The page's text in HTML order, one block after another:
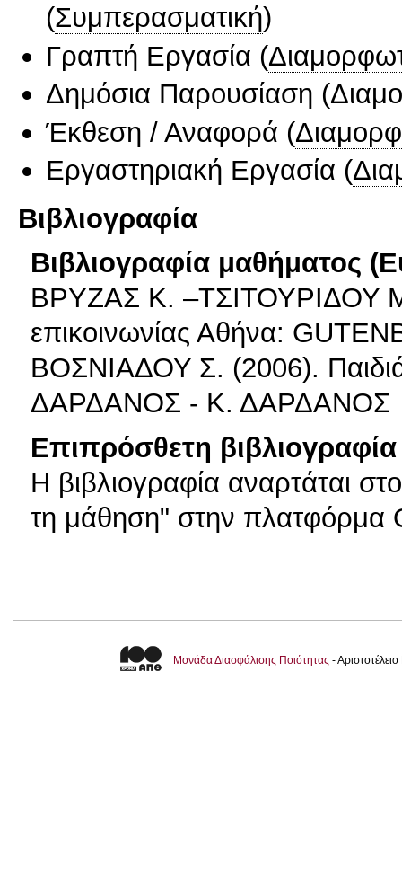
(Συμπερασματική)
Γραπτή Εργασία (
Δημόσια Παρουσίαση (
Έκθεση / Αναφορά (
Εργαστηριακή Εργασία (
Βιβλιογραφία
Βιβλιογραφία μαθήματος
ΒΡΥΖΑΣ K. –ΤΣΙΤΟΥΡΙΔΟΥ M.
επικοινωνίας Αθήνα:
ΒΟΣΝΙΑΔΟΥ Σ. (2006).
ΔΑΡΔΑΝΟΣ - Κ. ΔΑΡΔΑΝΟΣ
Επιπρόσθετη βιβλιογραφία
Η βιβλιογραφία αναρτάται
τη μάθηση" στην πλατφόρμα
Μονάδα Διασφάλισης Ποιότητας -